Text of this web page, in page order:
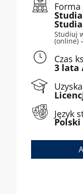
Studiuj
(online)
Czas
3 lata
Język
Polski